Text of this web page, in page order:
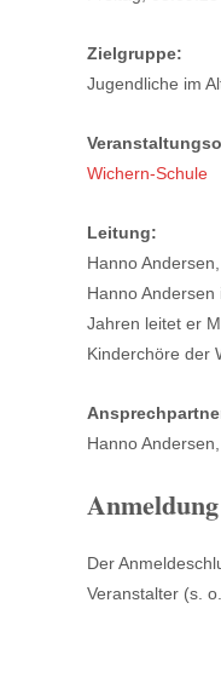
Zielgruppe:
Jugendliche im
Wichern-Schule
Leitung:
Hanno
Hanno
Jahren leitet er
Kinderchöre der
Hanno
Anmeldung
Der
Veranstalter (s.